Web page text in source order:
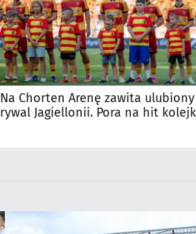
Na Chorten Arenę zawita ulubiony
rywal Jagiellonii. Pora na hit